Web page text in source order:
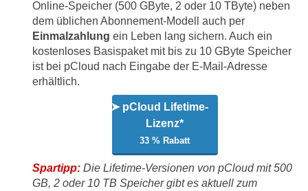
Online-Speicher (500 GByte, 2 oder 10 TByte) neben
dem üblichen Abonnement-Modell auch per
Einmalzahlung ein Leben lang sichern. Auch ein
kostenloses Basispaket mit bis zu 10 GByte Speicher
ist bei pCloud nach Eingabe der E-Mail-Adresse
erhältlich.
➤ pCloud Lifetime-
Lizenz*
33 % Rabatt
Spartipp: Die Lifetime-Versionen von pCloud mit 500
GB, 2 oder 10 TB Speicher gibt es aktuell zum